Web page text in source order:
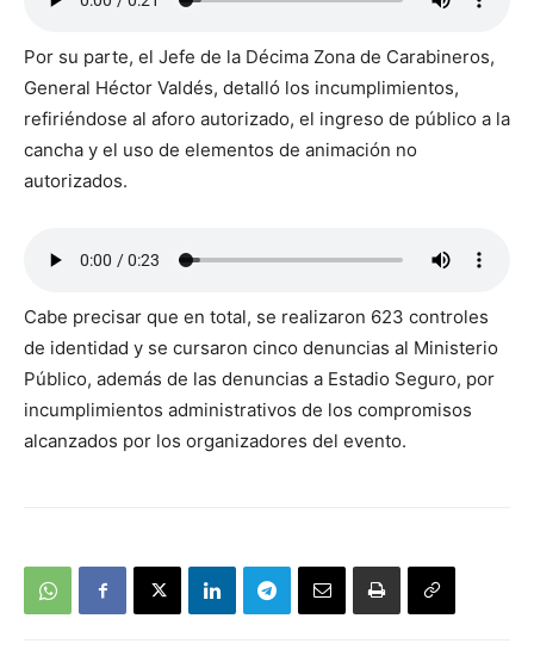
Por su parte, el Jefe de la Décima Zona de Carabineros,
General Héctor Valdés, detalló los incumplimientos,
refiriéndose al aforo autorizado, el ingreso de público a la
cancha y el uso de elementos de animación no
autorizados.
Cabe precisar que en total, se realizaron 623 controles
de identidad y se cursaron cinco denuncias al Ministerio
Público, además de las denuncias a Estadio Seguro, por
incumplimientos administrativos de los compromisos
alcanzados por los organizadores del evento.